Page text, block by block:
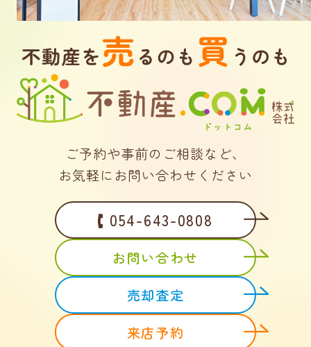
ご予約や事前のご相談など、
お気軽にお問い合わせください
054-643-0808
お問い合わせ
売却査定
来店予約